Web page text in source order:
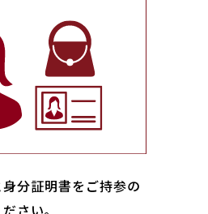
分証明書をご持参の
さい｡